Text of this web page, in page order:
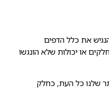
את כלל הדפים
או יכולות שלא הונגשו
שלנו כל העת, כחלק